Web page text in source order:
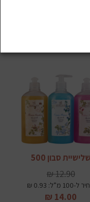
שלישיית סבון 500
12.90 ₪
100 מ”ל: 0.93 ₪
14.00 ₪